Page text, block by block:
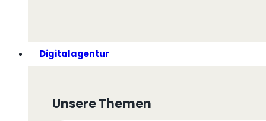
Digitalagentur
Unsere Themen